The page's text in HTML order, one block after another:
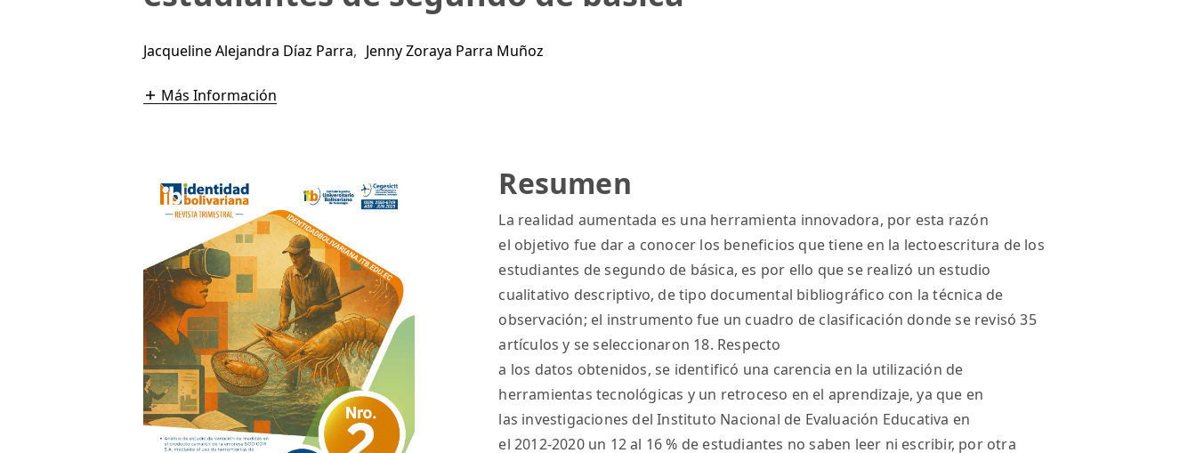
Jacqueline Alejandra Díaz Parra, Jenny Zoraya Parra Muñoz
Más Información
Resumen
La realidad aumentada es una herramienta innovadora, por esta razón
el objetivo fue dar a conocer los beneficios que tiene en la lectoescritura de los
estudiantes de segundo de básica, es por ello que se realizó un estudio
cualitativo descriptivo, de tipo documental bibliográfico con la técnica de
observación; el instrumento fue un cuadro de clasificación donde se revisó 35
artículos y se seleccionaron 18. Respecto
a los datos obtenidos, se identificó una carencia en la utilización de
herramientas tecnológicas y un retroceso en el aprendizaje, ya que en
las investigaciones del Instituto Nacional de Evaluación Educativa en
el 2012-2020 un 12 al 16 % de estudiantes no saben leer ni escribir, por otra